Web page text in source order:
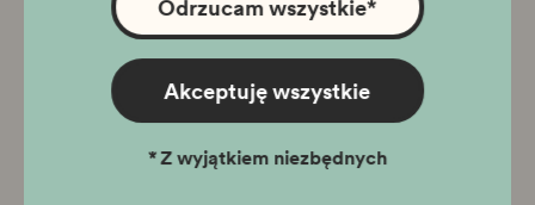
Odrzucam wszystkie*
Akceptuję wszystkie
*Z wyjątkiem niezbędnych
(druk 1993), z. 18, s. 71–90; Teodor Kułakowski (1844–
Towarzystwa Miłośników Historii i Zabytków Krakowa.
Red. W. Bieńkowski. Kraków 1997; Piotr Umiński (1830–
Krakowa w latach wojny. W: Kraków w czasie I wojny